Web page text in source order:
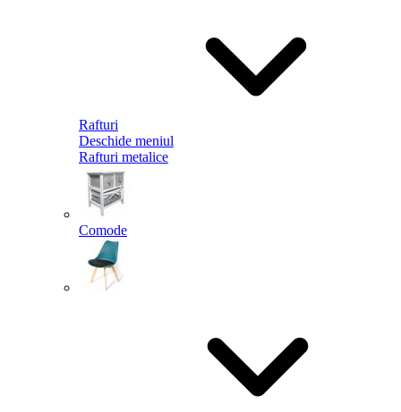
Rafturi
Deschide meniul
Rafturi metalice
Comode